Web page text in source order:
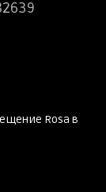
Rosa в